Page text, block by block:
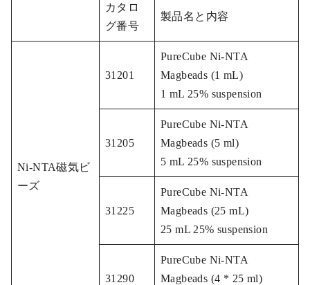
カタロ
グ番号
製品名と内容
Ni-NTA磁気ビ
ーズ
31201
PureCube Ni-NTA
Magbeads (1 mL)
1 mL 25% suspension
31205
PureCube Ni-NTA
Magbeads (5 ml)
5 mL 25% suspension
31225
PureCube Ni-NTA
Magbeads (25 mL)
25 mL 25% suspension
31290
PureCube Ni-NTA
Magbeads (4 * 25 ml)